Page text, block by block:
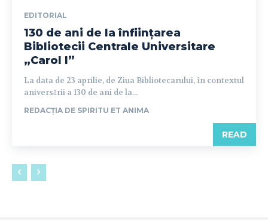
EDITORIAL
130 de ani de la înființarea
Bibliotecii Centrale Universitare
„Carol I”
La data de 23 aprilie, de Ziua Bibliotecarului, în contextul
aniversării a 130 de ani de la...
REDACȚIA DE SPIRITU ET ANIMA
READ